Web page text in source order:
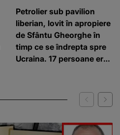
Petrolier sub pavilion
liberian, lovit în apropiere
de Sfântu Gheorghe în
timp ce se îndrepta spre
Ucraina. 17 persoane erau